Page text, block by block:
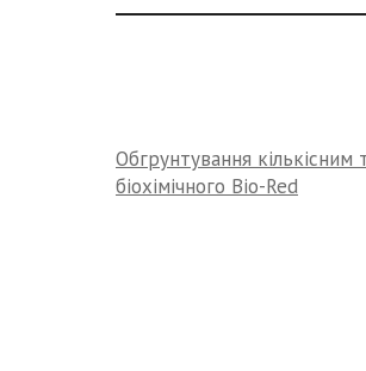
Обгрунтування кількісним
біохімічного Bio-Red